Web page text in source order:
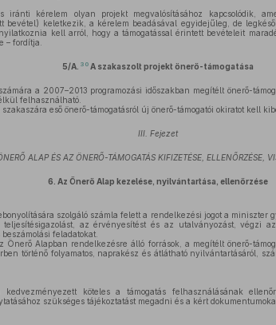
iránti kérelem olyan projekt megvalósításához kapcsolódik,
bevétel) keletkezik, a kérelem beadásával egyidejűleg, de
kell arról, hogy a támogatással érintett bevételeit
– fordítja.
5/A. 30A szakaszolt projekt önerő-támogatása
a 2007–2013 programozási időszakban megítélt önerő-
felhasználható.
eső önerő-támogatásról új önerő-támogatói okiratot kell
III. Fejezet
ALAP ÉS AZ ÖNERŐ-TÁMOGATÁS KIFIZETÉSE, ELLENŐRZÉSE,
6. Az Önerő Alap kezelése, nyilvántartása, ellenőrzése
szolgáló számla felett a rendelkezési jogot a miniszter
az érvényesítést és az utalványozást, végzi az
feladatokat.
Alapban rendelkezésre álló források, a megítélt önerő-
történő folyamatos, naprakész és átlátható nyilvántartásáról,
köteles a támogatás felhasználásának
szükséges tájékoztatást megadni és a kért